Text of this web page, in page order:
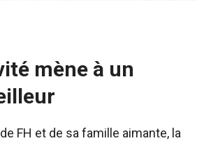
mène à un
FH et de sa famille aimante, la